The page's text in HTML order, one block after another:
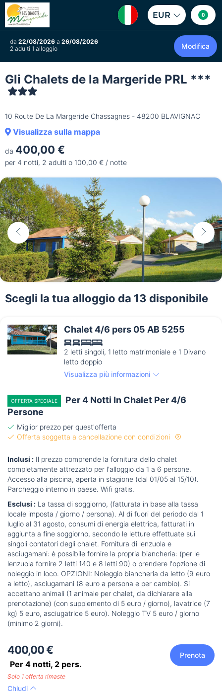
EUR 0
da 22/08/2026 a 26/08/2026
2 adulti 1 alloggio
Modifica
Gli Chalets de la Margeride PRL ***
10 Route De La Margeride Chassagnes - 48200 BLAVIGNAC
Visualizza sulla mappa
da 400,00 €
per 4 notti, 2 adulti o 100,00 € / notte
Scegli la tua alloggio da 13 disponibile
Chalet 4/6 pers 05 AB 5255
2 letti singoli, 1 letto matrimoniale e 1 Divano
letto doppio
Visualizza più informazioni
OFFERTA SPECIALE
Per 4 Notti In Chalet Per 4/6
Persone
Miglior prezzo per quest'offerta
Offerta soggetta a cancellazione con condizioni
Inclusi : Il prezzo comprende la fornitura dello chalet
completamente attrezzato per l'alloggio da 1 a 6 persone.
Accesso alla piscina, aperta in stagione (dal 01/05 al 15/10).
Parcheggio interno in paese. Wifi gratis.
Esclusi : La tassa di soggiorno, (fatturata in base alla tassa
locale imposta / giorno / persona). Al di fuori del periodo dal 1
luglio al 31 agosto, consumi di energia elettrica, fatturati in
aggiunta a fine soggiorno, secondo le letture effettuate sui
singoli contatori degli chalet. Fornitura di lenzuola e
asciugamani: è possibile fornire la propria biancheria: (per le
lenzuola fornire 2 letti 140 e 8 letti 90) o prendere l'opzione di
noleggio in loco. OPZIONI: Noleggio biancheria da letto (9 euro
a letto), asciugamani (8 euro a persona e per cambio). Si
accettano animali (1 animale per chalet, da dichiarare alla
prenotazione) (con supplemento di 5 euro / giorno), lavatrice (7
kg) 5 euro, asciugatrice 5 euro). Noleggio TV 5 euro / giorno
(minimo 2 giorni).
400,00 €
Per 4 notti, 2 pers.
Prenota
Solo 1 offerta rimaste
Chiudi